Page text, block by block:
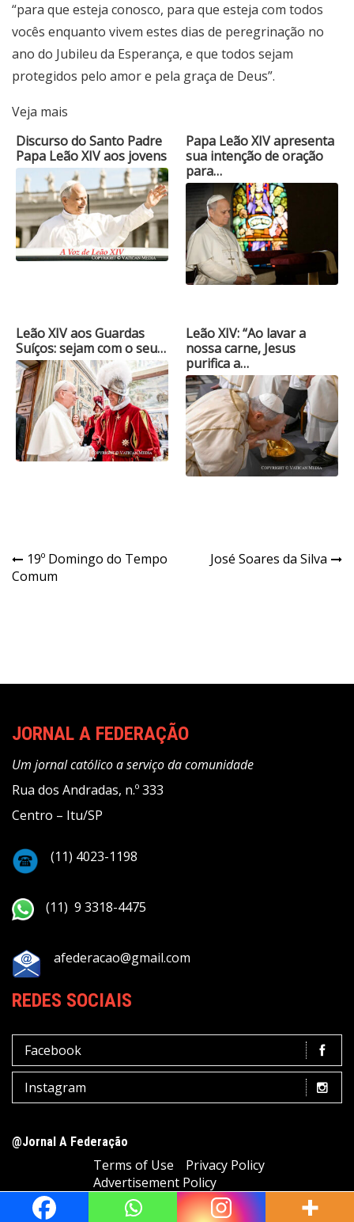
“para que esteja conosco, para que esteja com todos
vocês enquanto vivem estes dias de peregrinação no
ano do Jubileu da Esperança, e que todos sejam
protegidos pelo amor e pela graça de Deus”.
Veja mais
Discurso do Santo Padre
Papa Leão XIV aos jovens
Papa Leão XIV apresenta
sua intenção de oração
para…
Leão XIV aos Guardas
Suíços: sejam com o seu…
Leão XIV: “Ao lavar a
nossa carne, Jesus
purifica a…
Navegação
de
19º Domingo do Tempo
Comum
José Soares da Silva
JORNAL A FEDERAÇÃO
Um jornal católico a serviço da comunidade
Rua dos Andradas, n.º 333
Centro – Itu/SP
(11) 4023-1198
(11) 9 3318-4475
afederacao@gmail.com
REDES SOCIAIS
Facebook
Instagram
@Jornal A Federação
Terms of Use
Privacy Policy
Advertisement Policy